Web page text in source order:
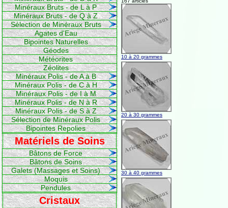
Minéraux Bruts - de L à P
Minéraux Bruts - de Q à Z
Sélection de Minéraux Bruts
Agates d'Eau
Bipointes Naturelles
Géodes
Météorites
Zéolites
Minéraux Polis - de A à B
Minéraux Polis - de C à H
Minéraux Polis - de I à M
Minéraux Polis - de N à R
Minéraux Polis - de S à Z
Sélection de Minéraux Polis
Bipointes Repolies
Matériels de Soins
Bâtons de Force
Bâtons de Soins
Galets (Massages et Soins)
Moquis
Pendules
Cristaux
10 à 20 grammes
20 à 30 grammes
30 à 40 grammes